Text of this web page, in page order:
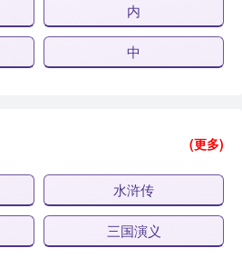
内
中
(更多)
水浒传
三国演义